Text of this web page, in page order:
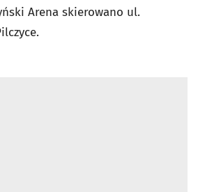
Arena skierowano ul.